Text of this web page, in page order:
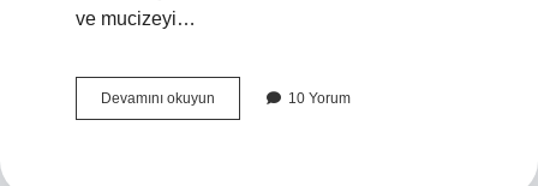
ve mucizeyi…
Devamını okuyun
İBrahim
10 Yorum